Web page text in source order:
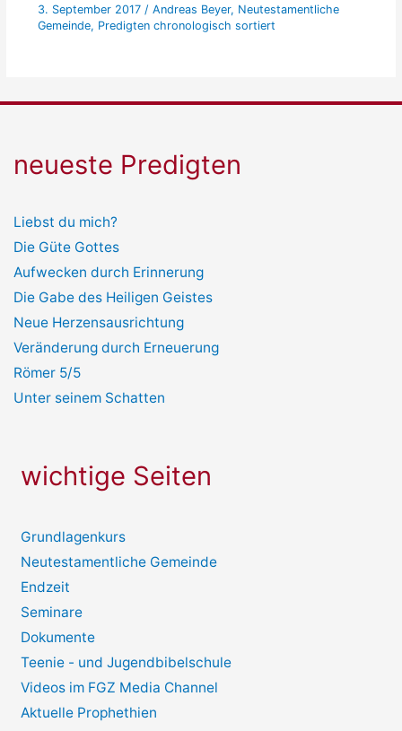
3. September 2017 / Andreas Beyer, Neutestamentliche
Gemeinde, Predigten chronologisch sortiert
neueste Predigten
Liebst du mich?
Die Güte Gottes
Aufwecken durch Erinnerung
Die Gabe des Heiligen Geistes
Neue Herzensausrichtung
Veränderung durch Erneuerung
Römer 5/5
Unter seinem Schatten
wichtige Seiten
Grundlagenkurs
Neutestamentliche Gemeinde
Endzeit
Seminare
Dokumente
Teenie - und Jugendbibelschule
Videos im FGZ Media Channel
Aktuelle Prophethien